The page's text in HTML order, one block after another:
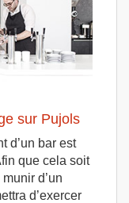
sur Pujols
d’un bar est
que cela soit
d’un
d’exercer